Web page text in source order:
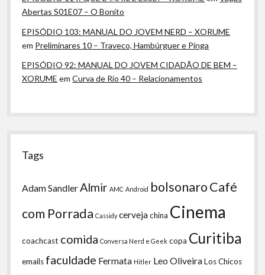
Abertas S01E07 – O Bonito
EPISÓDIO 103: MANUAL DO JOVEM NERD – XORUME
em Preliminares 10 – Traveco, Hambúrguer e Pinga
EPISÓDIO 92: MANUAL DO JOVEM CIDADÃO DE BEM –
XORUME emCurva de Rio 40 – Relacionamentos
Tags
Adam Sandler Almir AMC Android bolsonaroCafé
com Porrada Cassidy cervejachina Cinema
coachcast comida Conversa Nerd e Geek copa Curitiba
emails faculdade Fermata Hitler Leo OliveiraLos Chicos